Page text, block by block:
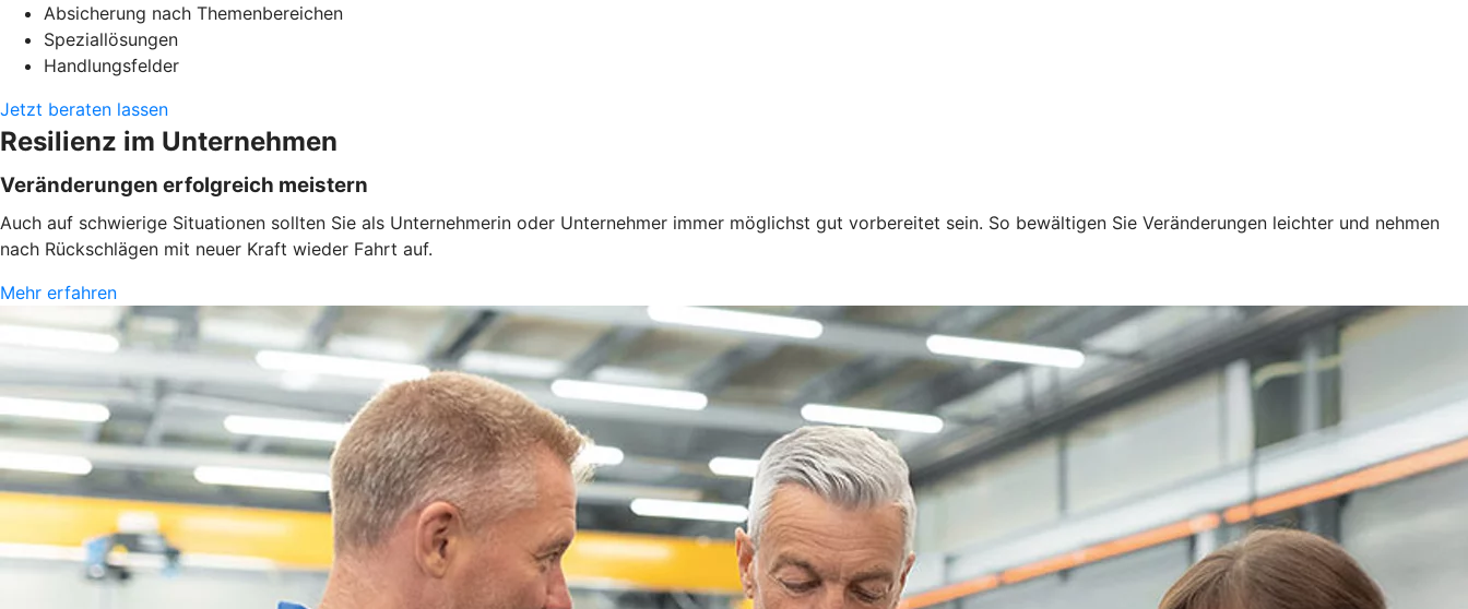
Absicherung nach Themenbereichen
Speziallösungen
Handlungsfelder
Jetzt beraten lassen
Resilienz im Unternehmen
Veränderungen erfolgreich meistern
Auch auf schwierige Situationen sollten Sie als Unternehmerin oder Unternehmer immer möglichst gut vorbereitet sein. So bewältigen Sie Veränderungen leichter und nehmen
nach Rückschlägen mit neuer Kraft wieder Fahrt auf.
Mehr erfahren